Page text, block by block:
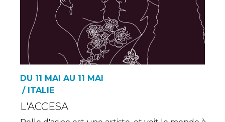
DU 11 MAI AU 11 MAI
/ ITALIE
L'ACCESA